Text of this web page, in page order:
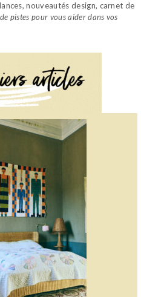
nouveautés design, carnet de
pistes pour vous aider dans vos